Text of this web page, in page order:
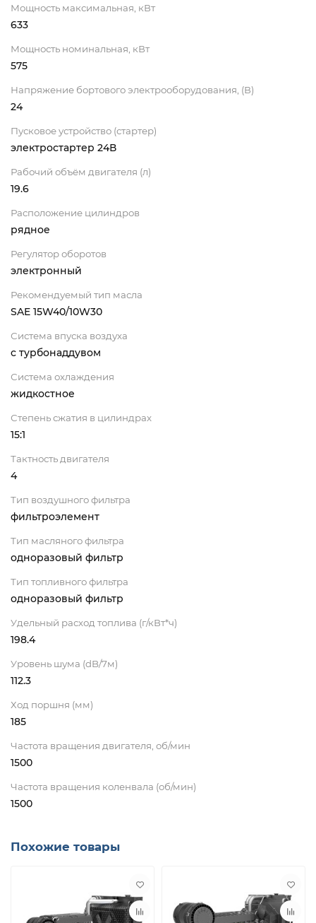
Мощность максимальная, кВт
633
Мощность номинальная, кВт
575
Напряжение бортового электрооборудования, (В)
24
Пусковое устройство (стартер)
электростартер 24В
Рабочий объём двигателя (л)
19.6
Расположение цилиндров
рядное
Регулятор оборотов
электронный
Рекомендуемый тип масла
SAE 15W40/10W30
Система впуска воздуха
с турбонаддувом
Система охлаждения
жидкостное
Степень сжатия в цилиндрах
15:1
Тактность двигателя
4
Тип воздушного фильтра
фильтроэлемент
Тип масляного фильтра
одноразовый фильтр
Тип топливного фильтра
одноразовый фильтр
Удельный расход топлива (г/кВт*ч)
198.4
Уровень шума (dB/7м)
112.3
Ход поршня (мм)
185
Частота вращения двигателя, об/мин
1500
Частота вращения коленвала (об/мин)
1500
Похожие товары